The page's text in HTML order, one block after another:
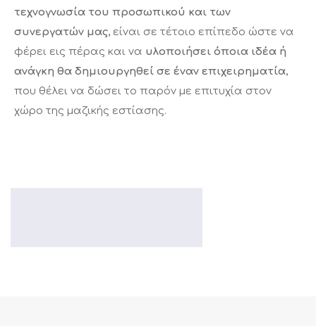
τεχνογνωσία του προσωπικού και των
συνεργατών μας, είναι σε τέτοιο επίπεδο ώστε να
φέρει εις πέρας και να υλοποιήσει όποια ιδέα ή
ανάγκη θα δημιουργηθεί σε έναν επιχειρηματία,
που θέλει να δώσει το παρόν με επιτυχία στον
χώρο της μαζικής εστίασης.